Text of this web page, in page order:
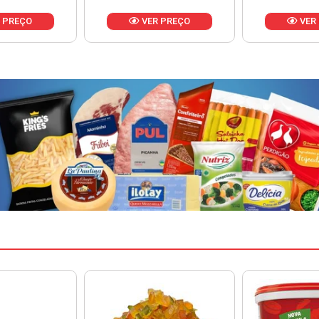
PREÇO VER PREÇO VER